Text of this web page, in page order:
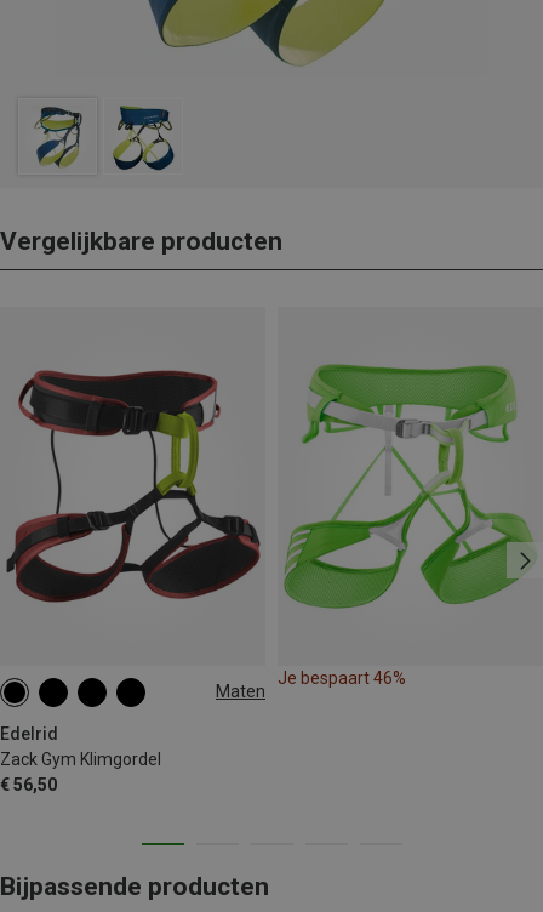
Vergelijkbare producten
Maten
Edelrid
Zack Gym Klimgordel
€ 56,50
XS | 51-81CM
Je bespaart 46%
Bijpassende producten